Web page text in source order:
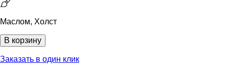
Маслом, Холст
В корзину
Заказать в один клик